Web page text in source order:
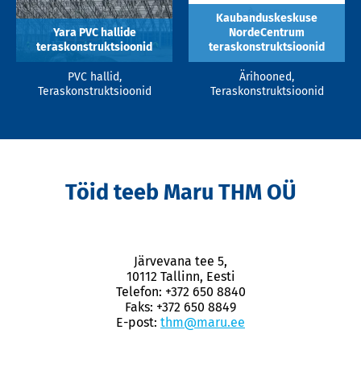
Yara PVC hallide
teraskonstruktsioonid
PVC hallid,
Teraskonstruktsioonid
Kaubanduskeskuse
NordeCentrum
teraskonstruktsioonid
Ärihooned,
Teraskonstruktsioonid
Töid teeb Maru THM OÜ
Järvevana tee 5,
10112 Tallinn, Eesti
Telefon: +372 650 8840
Faks: +372 650 8849
E-post: thm@maru.ee